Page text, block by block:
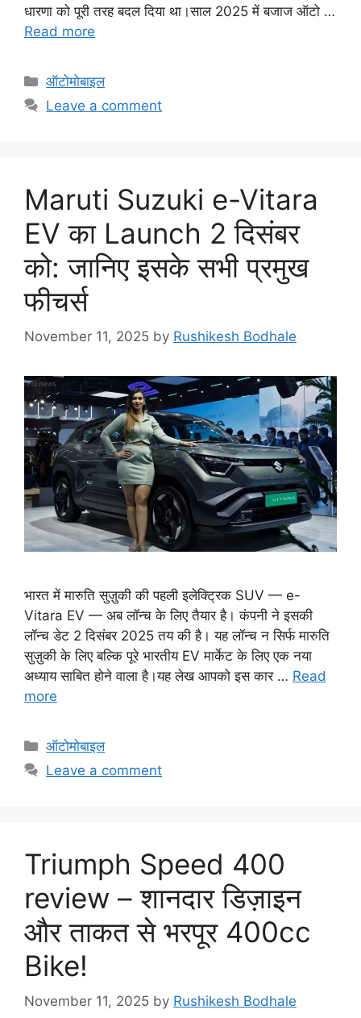
धारणा को पूरी तरह बदल दिया था।साल 2025 में बजाज ऑटो …
Read more
C
a
e
s
ऑटोमोबाइल
Leave a comment
Maruti Suzuki e-Vitara
EV का Launch 2 दिसंबर
को: जानिए इसके सभी प्रमुख
फीचर्स
November 11, 2025 by Rushikesh Bodhale
भारत में मारुति सुज़ुकी की पहली इलेक्ट्रिक SUV — e-
Vitara EV — अब लॉन्च के लिए तैयार है। कंपनी ने इसकी
लॉन्च डेट 2 दिसंबर 2025 तय की है। यह लॉन्च न सिर्फ मारुति
सुज़ुकी के लिए बल्कि पूरे भारतीय EV मार्केट के लिए एक नया
अध्याय साबित होने वाला है।यह लेख आपको इस कार … Read
more
C
a
r
e
s
ऑटोमोबाइल
Leave a comment
Triumph Speed 400
review – शानदार डिज़ाइन
और ताकत से भरपूर 400cc
Bike!
November 11, 2025 by Rushikesh Bodhale